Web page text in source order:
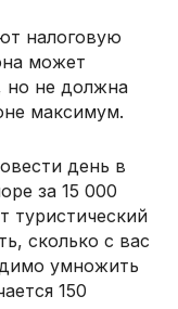
налоговую
может
но не должна
максимум.
день в
за 15 000
туристический
сколько с вас
умножить
150